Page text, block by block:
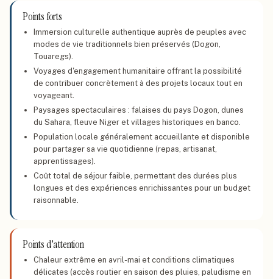
Points forts
Immersion culturelle authentique auprès de peuples avec
modes de vie traditionnels bien préservés (Dogon,
Touaregs).
Voyages d'engagement humanitaire offrant la possibilité
de contribuer concrètement à des projets locaux tout en
voyageant.
Paysages spectaculaires : falaises du pays Dogon, dunes
du Sahara, fleuve Niger et villages historiques en banco.
Population locale généralement accueillante et disponible
pour partager sa vie quotidienne (repas, artisanat,
apprentissages).
Coût total de séjour faible, permettant des durées plus
longues et des expériences enrichissantes pour un budget
raisonnable.
Points d'attention
Chaleur extrême en avril-mai et conditions climatiques
délicates (accès routier en saison des pluies, paludisme en